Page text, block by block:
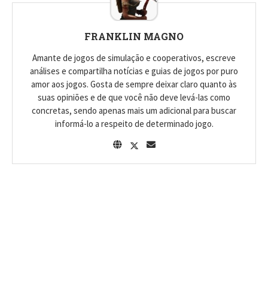
FRANKLIN MAGNO
Amante de jogos de simulação e cooperativos, escreve
análises e compartilha notícias e guias de jogos por puro
amor aos jogos. Gosta de sempre deixar claro quanto às
suas opiniões e de que você não deve levá-las como
concretas, sendo apenas mais um adicional para buscar
informá-lo a respeito de determinado jogo.